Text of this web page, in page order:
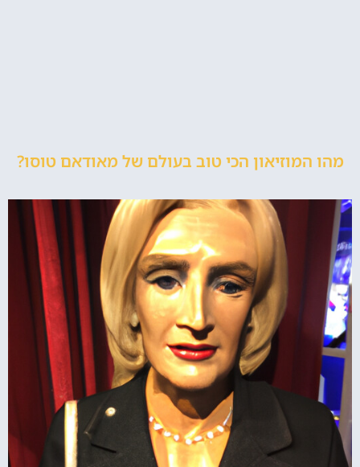
מהו המוזיאון הכי טוב בעולם של מאודאם טוסו?